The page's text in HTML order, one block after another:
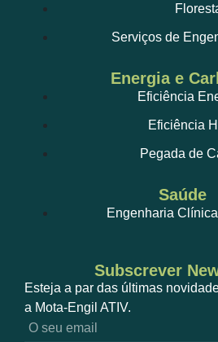
Serviços de
Energia e
Eficiência
Eficiência
Pegada de
Saúde
Engenharia
Subscrever
Esteja a par das últimas
a Mota-Engil ATIV.